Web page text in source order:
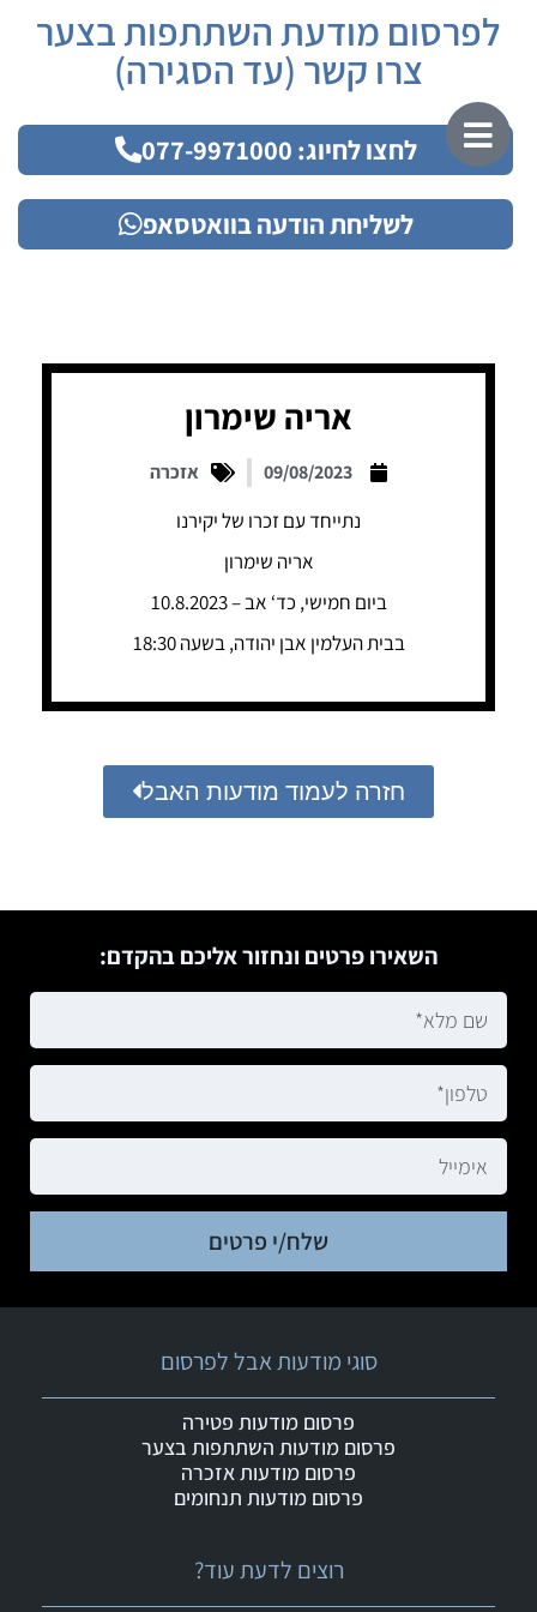
לפרסום מודעת השתתפות בצער
צרו קשר (עד הסגירה)
לחצו לחיוג: 077-9971000
לשליחת הודעה בוואטסאפ
אריה שימרון
09/08/2023 אזכרה
נתייחד עם זכרו של יקירנו
אריה שימרון
ביום חמישי, כד‘ אב – 10.8.2023
בבית העלמין אבן יהודה, בשעה 18:30
חזרה לעמוד מודעות האבל
השאירו פרטים ונחזור אליכם בהקדם:
שלח/י פרטים
רוצים לדעת עוד?
סוגי מודעות אבל לפרסום
פרסום מודעות פטירה
פרסום מודעות השתתפות בצער
פרסום מודעות אזכרה
פרסום מודעות תנחומים